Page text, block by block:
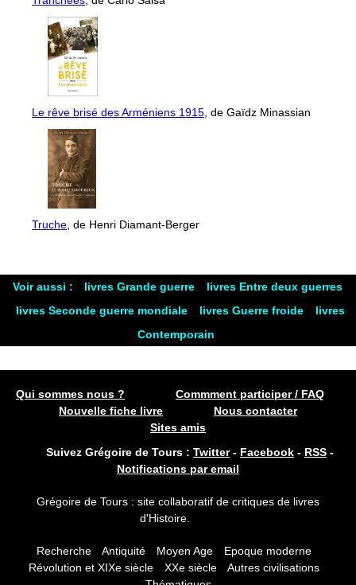
Le rêve brisé des Arméniens 1915, de Gaïdz Minassian
Truche, de Henri Diamant-Berger
Voir aussi : livres Grande guerre
livres Entre deux guerres
livres Seconde guerre mondiale
livres Guerre froide
livres
Contemporain
Qui sommes nous ?
Commment participer / FAQ
Nouvelle fiche livre
Nous contacter
Sites amis
Suivez Grégoire de Tours : Twitter- Facebook - RSS -
Notifications par email
Grégoire de Tours : site collaboratif de critiques de livres
d'Histoire.
Recherche Antiquité Moyen Age
Epoque moderne
Révolution et XIXe siècle
XXe siècle
Autres civilisations